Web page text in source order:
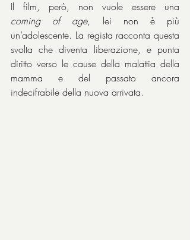
coming
of age, lei non è più
un’adolescente. La regista racconta questa
svolta che diventa liberazione, e punta
diritto verso le cause della malattia della
mamma e del passato ancora
indecifrabile della nuova arrivata.